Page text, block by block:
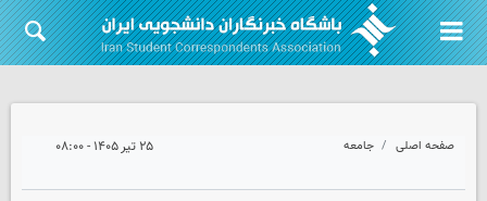
صفحه اصلی جامعه ۲۵ تیر ۱۴۰۵ - ۰۸:۰۰